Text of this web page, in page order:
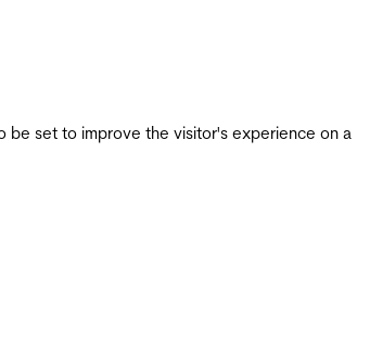
be set to improve the visitor's experience on a